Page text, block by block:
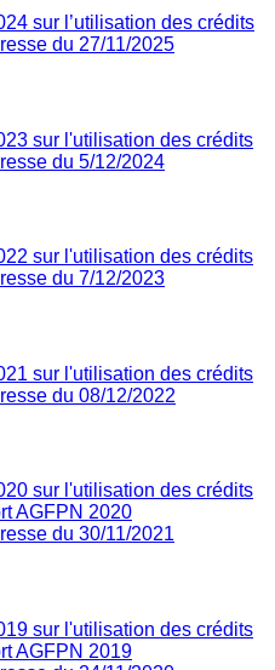
sur l’utilisation des crédits
du 27/11/2025
sur l'utilisation des crédits
du 5/12/2024
sur l'utilisation des crédits
du 7/12/2023
sur l'utilisation des crédits
du 08/12/2022
sur l'utilisation des crédits
AGFPN 2020
du 30/11/2021
sur l'utilisation des crédits
AGFPN 2019